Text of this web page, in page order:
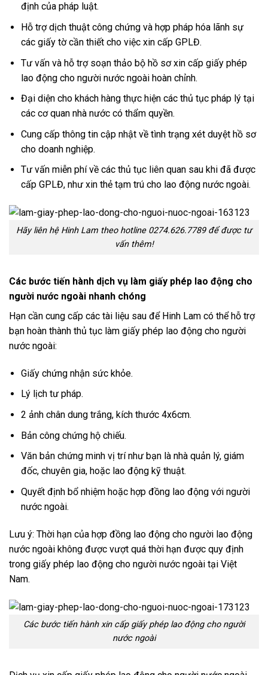
định của pháp luật.
Hỗ trợ dịch thuật công chứng và hợp pháp hóa lãnh sự
các giấy tờ cần thiết cho việc xin cấp GPLĐ.
Tư vấn và hỗ trợ soạn thảo bộ hồ sơ xin cấp giấy phép
lao động cho người nước ngoài hoàn chỉnh.
Đại diện cho khách hàng thực hiện các thủ tục pháp lý tại
các cơ quan nhà nước có thẩm quyền.
Cung cấp thông tin cập nhật về tình trạng xét duyệt hồ sơ
cho doanh nghiệp.
Tư vấn miễn phí về các thủ tục liên quan sau khi đã được
cấp GPLĐ, như xin thẻ tạm trú cho lao động nước ngoài.
Hãy liên hệ Hinh Lam theo hotline 0274.626.7789 để được tư
vấn thêm!
Các bước tiến hành dịch vụ làm giấy phép lao động cho
người nước ngoài nhanh chóng
Hạn cần cung cấp các tài liệu sau để Hinh Lam có thể hỗ trợ
bạn hoàn thành thủ tục làm giấy phép lao động cho người
nước ngoài:
Giấy chứng nhận sức khỏe.
Lý lịch tư pháp.
2 ảnh chân dung trắng, kích thước 4x6cm.
Bản công chứng hộ chiếu.
Văn bản chứng minh vị trí như bạn là nhà quản lý, giám
đốc, chuyên gia, hoặc lao động kỹ thuật.
Quyết định bổ nhiệm hoặc hợp đồng lao động với người
nước ngoài.
Lưu ý: Thời hạn của hợp đồng lao động cho người lao động
nước ngoài không được vượt quá thời hạn được quy định
trong giấy phép lao động cho người nước ngoài tại Việt
Nam.
Các bước tiến hành xin cấp giấy phép lao động cho người
nước ngoài